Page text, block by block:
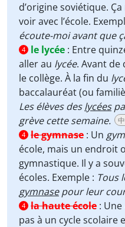
d’origine soviétique.
voir avec l’école.
écoute-moi avant que
4 le lycée : Entre
aller au lycée. Avant de
le collège. À la fin du
baccalauréat (ou
Les élèves deslycées
grève cette semaine.
4 le gymnase : Un
école, mais un endroit
gymnastique. Il y a
écoles. Exemple : Tous
gymnasepour leur
4 la haute école : Une
pas à un cycle scolaire